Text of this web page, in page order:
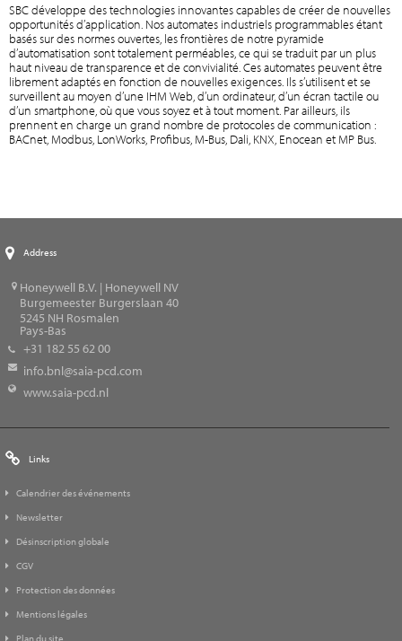
SBC développe des technologies innovantes capables de créer de nouvelles
opportunités d’application. Nos automates industriels programmables étant
basés sur des normes ouvertes, les frontières de notre pyramide
d’automatisation sont totalement perméables, ce qui se traduit par un plus
haut niveau de transparence et de convivialité. Ces automates peuvent être
librement adaptés en fonction de nouvelles exigences. Ils s’utilisent et se
surveillent au moyen d’une IHM Web, d’un ordinateur, d’un écran tactile ou
d’un smartphone, où que vous soyez et à tout moment. Par ailleurs, ils
prennent en charge un grand nombre de protocoles de communication :
BACnet, Modbus, LonWorks, Profibus, M-Bus, Dali, KNX, Enocean et MP Bus.
Address
Honeywell B.V. | Honeywell NV
Burgemeester Burgerslaan 40
5245 NH Rosmalen
Pays-Bas
+31 182 55 62 00
info.bnl@saia-pcd.com
www.saia-pcd.nl
Links
Calendrier des événements
Newsletter
Désinscription globale
CGV
Protection des données
Mentions légales
Plan du site